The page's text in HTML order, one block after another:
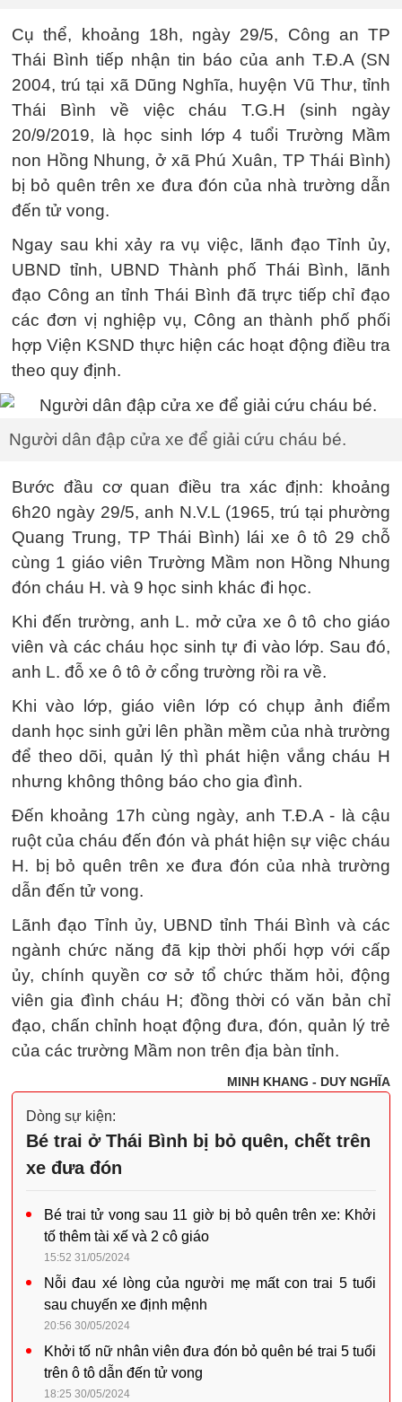
Cụ thể, khoảng 18h, ngày 29/5, Công an TP
Thái Bình tiếp nhận tin báo của anh T.Đ.A (SN
2004, trú tại xã Dũng Nghĩa, huyện Vũ Thư, tỉnh
Thái Bình về việc cháu T.G.H (sinh ngày
20/9/2019, là học sinh lớp 4 tuổi Trường Mầm
non Hồng Nhung, ở xã Phú Xuân, TP Thái Bình)
bị bỏ quên trên xe đưa đón của nhà trường dẫn
đến tử vong.
Ngay sau khi xảy ra vụ việc, lãnh đạo Tỉnh ủy,
UBND tỉnh, UBND Thành phố Thái Bình, lãnh
đạo Công an tỉnh Thái Bình đã trực tiếp chỉ đạo
các đơn vị nghiệp vụ, Công an thành phố phối
hợp Viện KSND thực hiện các hoạt động điều tra
theo quy định.
Người dân đập cửa xe để giải cứu cháu bé.
Bước đầu cơ quan điều tra xác định: khoảng
6h20 ngày 29/5, anh N.V.L (1965, trú tại phường
Quang Trung, TP Thái Bình) lái xe ô tô 29 chỗ
cùng 1 giáo viên Trường Mầm non Hồng Nhung
đón cháu H. và 9 học sinh khác đi học.
Khi đến trường, anh L. mở cửa xe ô tô cho giáo
viên và các cháu học sinh tự đi vào lớp. Sau đó,
anh L. đỗ xe ô tô ở cổng trường rồi ra về.
Khi vào lớp, giáo viên lớp có chụp ảnh điểm
danh học sinh gửi lên phần mềm của nhà trường
để theo dõi, quản lý thì phát hiện vắng cháu H
nhưng không thông báo cho gia đình.
Đến khoảng 17h cùng ngày, anh T.Đ.A - là cậu
ruột của cháu đến đón và phát hiện sự việc cháu
H. bị bỏ quên trên xe đưa đón của nhà trường
dẫn đến tử vong.
Lãnh đạo Tỉnh ủy, UBND tỉnh Thái Bình và các
ngành chức năng đã kịp thời phối hợp với cấp
ủy, chính quyền cơ sở tổ chức thăm hỏi, động
viên gia đình cháu H; đồng thời có văn bản chỉ
đạo, chấn chỉnh hoạt động đưa, đón, quản lý trẻ
của các trường Mầm non trên địa bàn tỉnh.
MINH KHANG - DUY NGHĨA
Dòng sự kiện:
Bé trai ở Thái Bình bị bỏ quên, chết trên
xe đưa đón
Bé trai tử vong sau 11 giờ bị bỏ quên trên xe: Khởi
tố thêm tài xế và 2 cô giáo
15:52 31/05/2024
Nỗi đau xé lòng của người mẹ mất con trai 5 tuổi
sau chuyến xe định mệnh
20:56 30/05/2024
Khởi tố nữ nhân viên đưa đón bỏ quên bé trai 5 tuổi
trên ô tô dẫn đến tử vong
18:25 30/05/2024